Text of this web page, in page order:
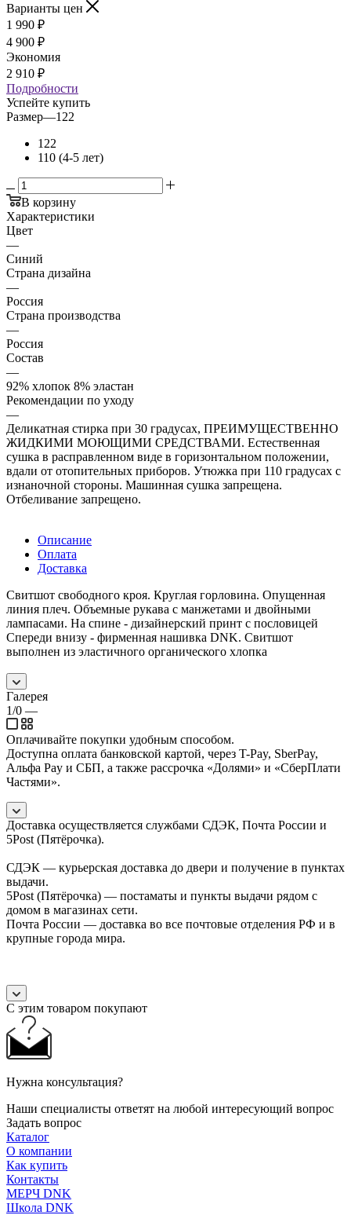
Варианты цен
1 990 ₽
4 900 ₽
Экономия
2 910 ₽
Подробности
Успейте купить
Размер—122
122
110 (4-5 лет)
В корзину
Характеристики
Цвет
—
Синий
Страна дизайна
—
Россия
Страна производства
—
Россия
Состав
—
92% хлопок 8% эластан
Рекомендации по уходу
—
Деликатная стирка при 30 градусах, ПРЕИМУЩЕСТВЕННО
ЖИДКИМИ МОЮЩИМИ СРЕДСТВАМИ. Естественная
сушка в расправленном виде в горизонтальном положении,
вдали от отопительных приборов. Утюжка при 110 градусах с
изнаночной стороны. Машинная сушка запрещена.
Отбеливание запрещено.
Описание
Оплата
Доставка
Свитшот свободного кроя. Круглая горловина. Опущенная
линия плеч. Объемные рукава с манжетами и двойными
лампасами. На спине - дизайнерский принт с пословицей
Спереди внизу - фирменная нашивка DNK. Свитшот
выполнен из эластичного органического хлопка
Галерея
1/0 —
Оплачивайте покупки удобным способом.
Доступна оплата банковской картой, через T-Pay, SberPay,
Альфа Pay и СБП, а также рассрочка «Долями» и «СберПлати
Частями».
Доставка осуществляется службами СДЭК, Почта России и
5Post (Пятёрочка).
СДЭК — курьерская доставка до двери и получение в пунктах
выдачи.
5Post (Пятёрочка) — постаматы и пункты выдачи рядом с
домом в магазинах сети.
Почта России — доставка во все почтовые отделения РФ и в
крупные города мира.
С этим товаром покупают
Нужна консультация?
Наши специалисты ответят на любой интересующий вопрос
Задать вопрос
Каталог
О компании
Как купить
Контакты
МЕРЧ DNK
Школа DNK